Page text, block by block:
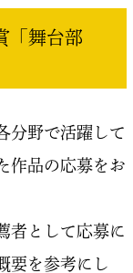
「舞台部
分野で活躍して
作品の応募をお
者として応募に
要を参考にし